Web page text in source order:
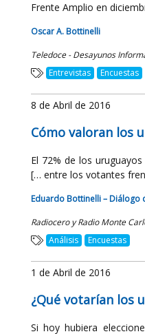
Frente Amplio en
Oscar A. Bottinelli
Teledoce - Desayunos
Entrevistas
Encuestas
8 de Abril de 2016
Cómo valoran los
El 72% de los
[… entre los votantes
Eduardo Bottinelli – Diálogo
Radiocero y Radio Monte
Análisis
Encuestas
1 de Abril de 2016
¿Qué votarían los
Si hoy hubiera